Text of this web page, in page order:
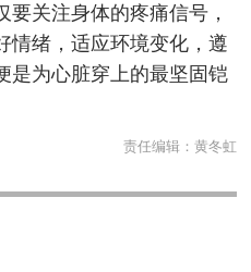
关注身体的疼痛信号，
情绪，适应环境变化，遵
为心脏穿上的最坚固铠
责任编辑： 黄冬虹